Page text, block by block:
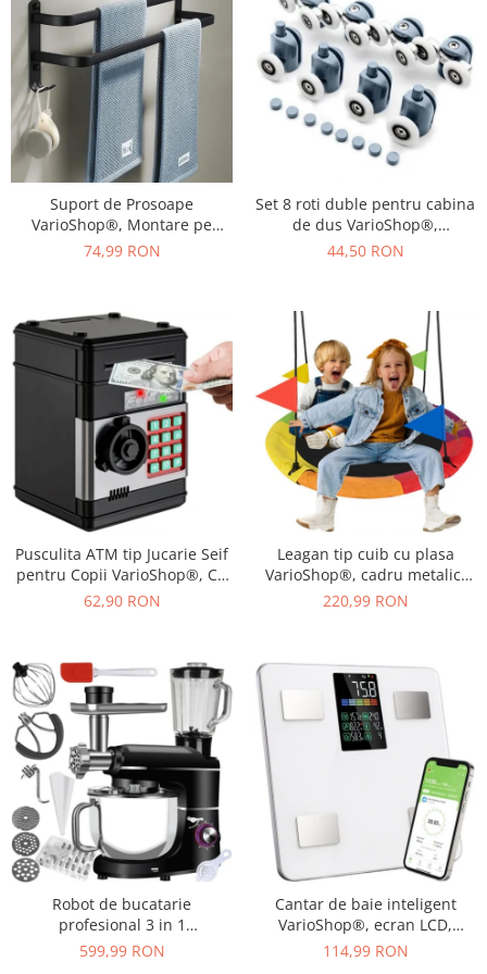
Umerase pentru haine si suporturi
Curatenie, Organizare si
Depozitare
Decoratiuni si petreceri
Accesorii decorative
Ceasuri decorative
Crăciun 2025
Suport de Prosoape
VarioShop®, Montare pe
Perete, Level 2.0, Accesorii
Negru
74,99 RON
Set 8 roti duble pentru cabina
de dus VarioShop®,
universale, rulmenti tip easy
44,50 RON
Pusculita ATM tip Jucarie Seif
pentru Copii VarioShop®, Cu
lumina si Sunet, Deschidere
62,90 RON
Leagan tip cuib cu plasa
VarioShop®, cadru metalic,
rezistent la conditiile
220,99 RON
Robot de bucatarie
profesional 3 in 1
VarioShop®, 2200W, blender,
599,99 RON
Cantar de baie inteligent
VarioShop®, ecran LCD,
aplicatie Feelfit, greutate pana
114,99 RON